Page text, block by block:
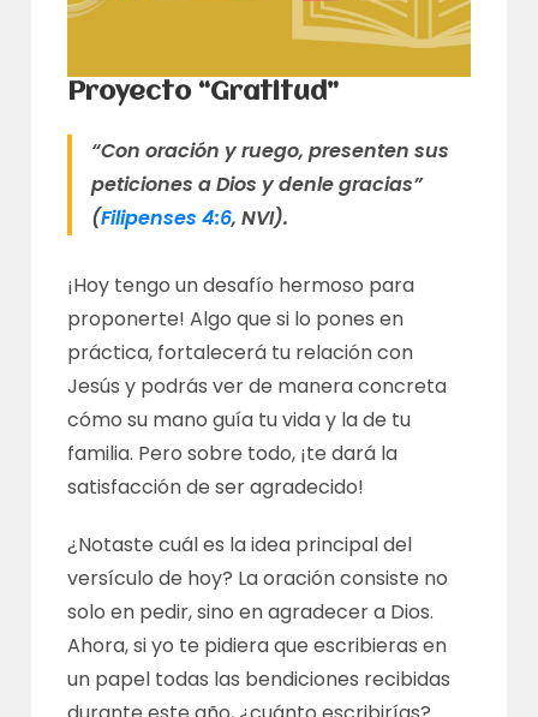
Proyecto “Gratitud”
“Con oración y ruego, presenten sus
peticiones a Dios y denle gracias”
(Filipenses 4:6, NVI).
¡Hoy tengo un desafío hermoso para
proponerte! Algo que si lo pones en
práctica, fortalecerá tu relación con
Jesús y podrás ver de manera concreta
cómo su mano guía tu vida y la de tu
familia. Pero sobre todo, ¡te dará la
satisfacción de ser agradecido!
¿Notaste cuál es la idea principal del
versículo de hoy? La oración consiste no
solo en pedir, sino en agradecer a Dios.
Ahora, si yo te pidiera que escribieras en
un papel todas las bendiciones recibidas